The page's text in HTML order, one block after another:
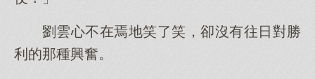
劉雲心不在焉地笑了笑，卻沒有往日對勝
利的那種興奮。